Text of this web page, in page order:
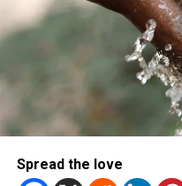
Spread the love